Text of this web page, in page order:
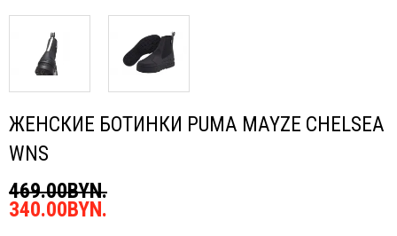
ЖЕНСКИЕ БОТИНКИ PUMA MAYZE CHELSEA
WNS
469.00BYN.
340.00BYN.